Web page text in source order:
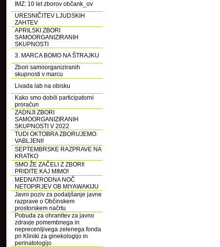
IMZ: 10 let zborov občank_ov
URESNIČITEV LJUDSKIH
ZAHTEV
APRILSKI ZBORI
SAMOORGANIZIRANIH
SKUPNOSTI
3. MARCA BOMO NA ŠTRAJKU
Zbori samoorganiziranih
skupnosti v marcu
Livada lab na obisku
Kako smo dobili participatorni
proračun
ZADNJI ZBORI
SAMOORGANIZIRANIH
SKUPNOSTI V 2022
TUDI OKTOBRA ZBORUJEMO.
VABLJENI!
SEPTEMBRSKE RAZPRAVE NA
KRATKO
SMO ŽE ZAČELI Z ZBORI!
PRIDITE KAJ MIMO!
MEDNATRODNA NOČ
NETOPIRJEV OB MIYAWAKIJU
Javni poziv za podaljšanje javne
razprave o Občinskem
prostorskem načrtu
Pobuda za ohranitev za javno
zdravje pomembnega in
neprecenljivega zelenega fonda
pri Kliniki za ginekologijo in
perinatologijo